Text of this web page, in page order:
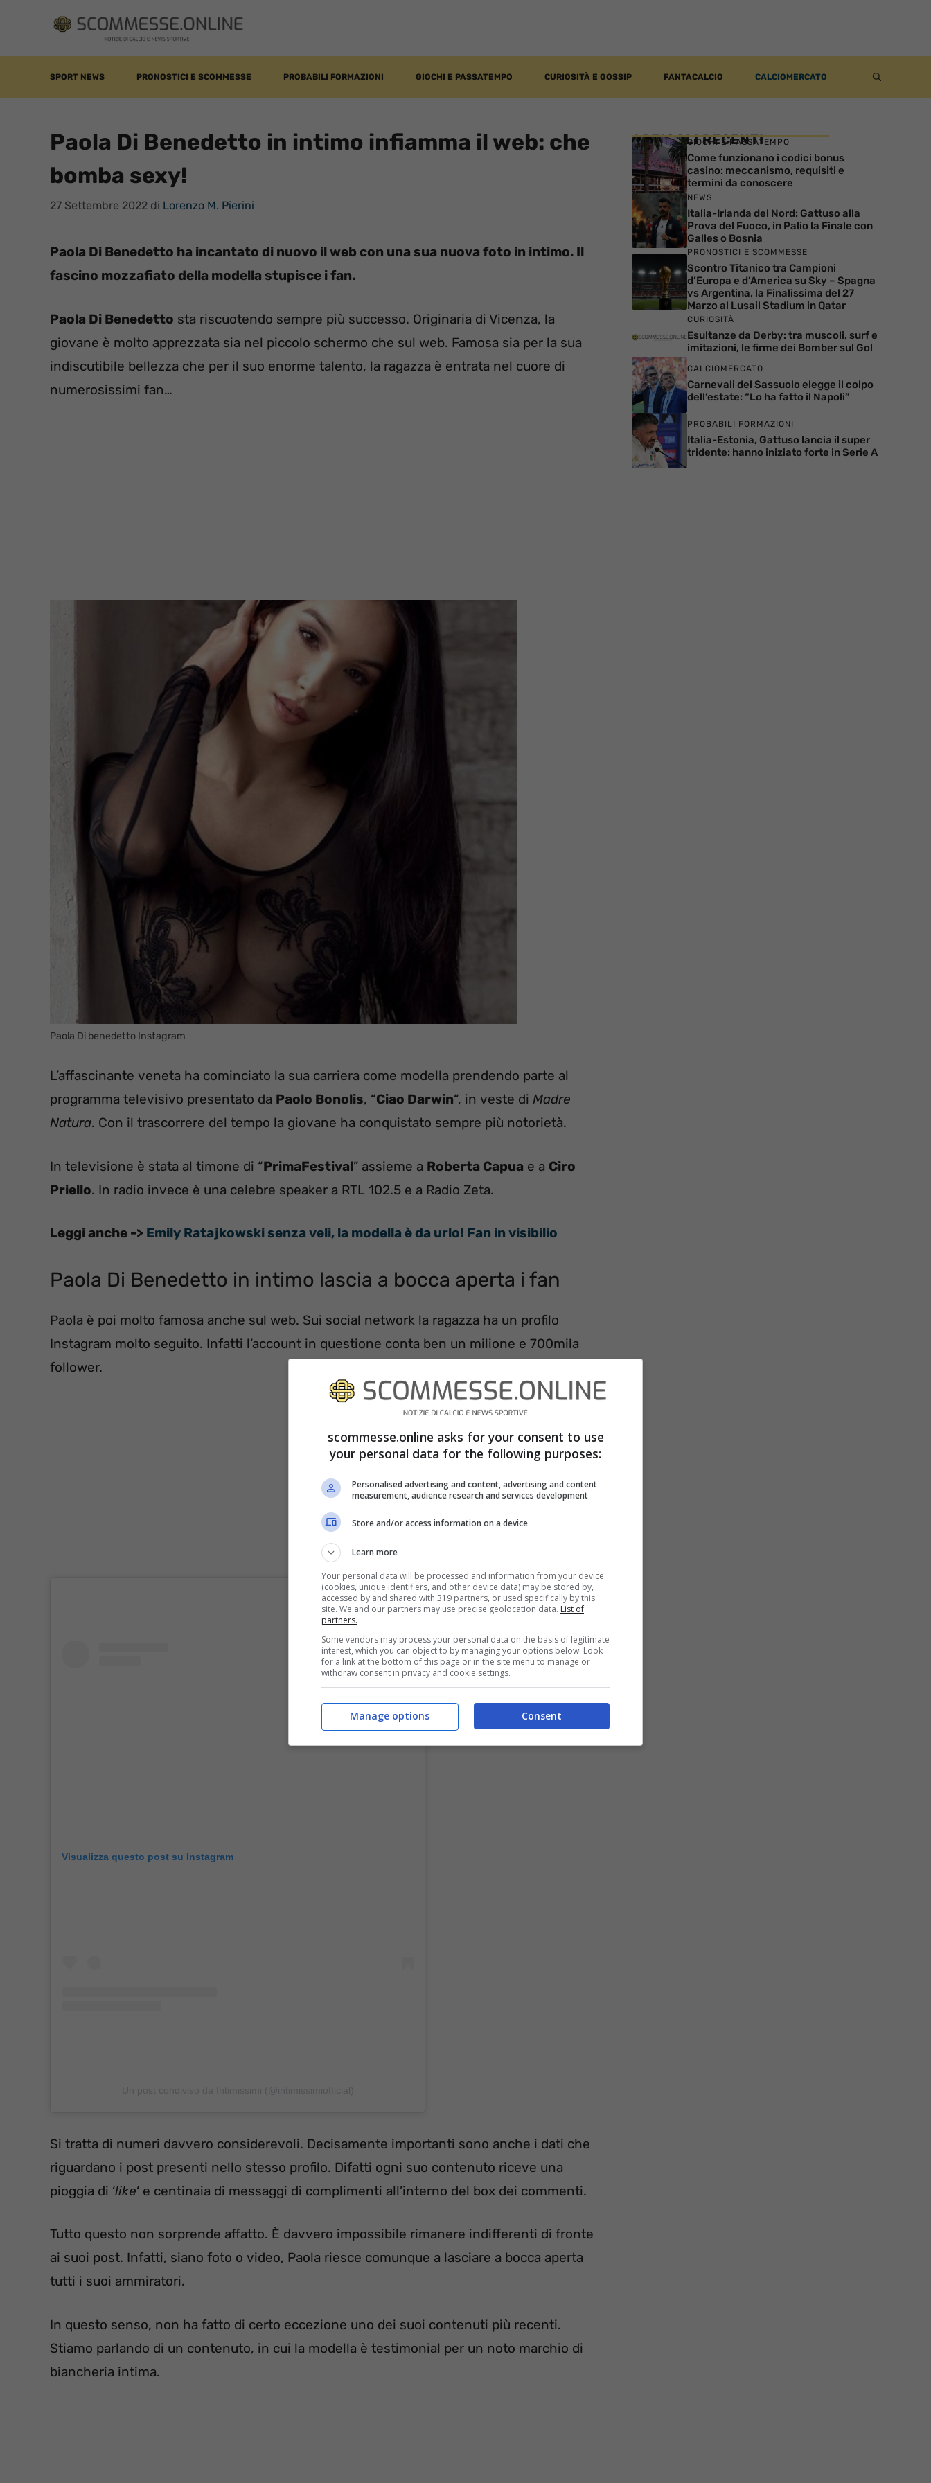
contenuto
SPORT NEWS PRONOSTICI E SCOMMESSE PROBABILI FORMAZIONI GIOCHI E PASSATEMPO CURIOSITÀ E GOSSIP FANTACALCIO CALCIOMERCATO
Paola Di Benedetto in intimo infiamma il web: che
bomba sexy!
27 Settembre 2022 di Lorenzo M. Pierini
Paola Di Benedetto ha incantato di nuovo il web con una sua nuova foto in intimo. Il
fascino mozzafiato della modella stupisce i fan.
Paola Di Benedetto sta riscuotendo sempre più successo. Originaria di Vicenza, la
giovane è molto apprezzata sia nel piccolo schermo che sul web. Famosa sia per la sua
indiscutibile bellezza che per il suo enorme talento, la ragazza è entrata nel cuore di
numerosissimi fan…
Paola Di benedetto Instagram
L’affascinante veneta ha cominciato la sua carriera come modella prendendo parte al
programma televisivo presentato da Paolo Bonolis, “Ciao Darwin“, in veste di Madre
Natura. Con il trascorrere del tempo la giovane ha conquistato sempre più notorietà.
In televisione è stata al timone di “PrimaFestival” assieme a Roberta Capua e a Ciro
Priello. In radio invece è una celebre speaker a RTL 102.5 e a Radio Zeta.
Leggi anche -> Emily Ratajkowski senza veli, la modella è da urlo! Fan in visibilio
Paola Di Benedetto in intimo lascia a bocca aperta i fan
Paola è poi molto famosa anche sul web. Sui social network la ragazza ha un profilo
Instagram molto seguito. Infatti l’account in questione conta ben un milione e 700mila
follower.
Visualizza questo post su Instagram
Si tratta di numeri davvero considerevoli. Decisamente importanti sono anche i dati che
riguardano i post presenti nello stesso profilo. Difatti ogni suo contenuto riceve una
pioggia di ‘like‘ e centinaia di messaggi di complimenti all’interno del box dei commenti.
Tutto questo non sorprende affatto. È davvero impossibile rimanere indifferenti di fronte
ai suoi post. Infatti, siano foto o video, Paola riesce comunque a lasciare a bocca aperta
tutti i suoi ammiratori.
In questo senso, non ha fatto di certo eccezione uno dei suoi contenuti più recenti.
Stiamo parlando di un contenuto, in cui la modella è testimonial per un noto marchio di
biancheria intima.
ARTICOLI RECENTI
GIOCHI E PASSATEMPO
Come funzionano i codici bonus
casino: meccanismo, requisiti e
termini da conoscere
NEWS
Italia-Irlanda del Nord: Gattuso alla
Prova del Fuoco, in Palio la Finale con
Galles o Bosnia
PRONOSTICI E SCOMMESSE
Scontro Titanico tra Campioni
d’Europa e d’America su Sky – Spagna
vs Argentina, la Finalissima del 27
Marzo al Lusail Stadium in Qatar
CURIOSITÀ
Esultanze da Derby: tra muscoli, surf e
imitazioni, le firme dei Bomber sul Gol
CALCIOMERCATO
Carnevali del Sassuolo elegge il colpo
dell’estate: “Lo ha fatto il Napoli”
PROBABILI FORMAZIONI
Italia-Estonia, Gattuso lancia il super
tridente: hanno iniziato forte in Serie A
scommesse.online asks for your consent to use
your personal data for the following purposes:
Personalised advertising and content, advertising and content
measurement, audience research and services development
Store and/or access information on a device
Learn more
Your personal data will be processed and information from your device
(cookies, unique identifiers, and other device data) may be stored by,
accessed by and shared with 319 partners, or used specifically by this
site. We and our partners may use precise geolocation data. List of
partners.
Some vendors may process your personal data on the basis of legitimate
interest, which you can object to by managing your options below. Look
for a link at the bottom of this page or in the site menu to manage or
withdraw consent in privacy and cookie settings.
Consent
Manage options